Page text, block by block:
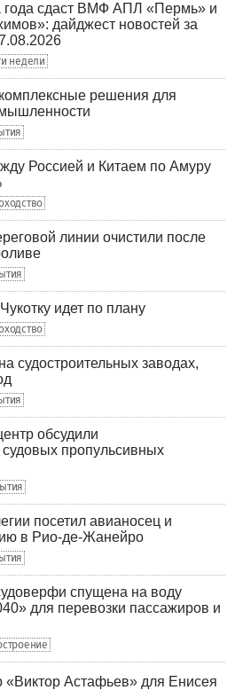
сдаст ВМФ АПЛ «Пермь» и
дайджест новостей за
недели
решения для
Россией и Китаем по Амуру
линии очистили после
идет по плану
заводах,
обсудили
пропульсивных
посетил авианосец и
в Рио-де-Жанейро
спущена на воду
для перевозки пассажиров и
Астафьев» для Енисея